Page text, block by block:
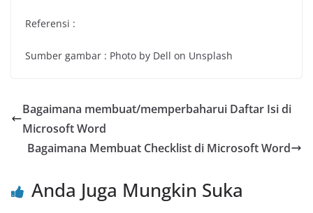
Referensi :
Sumber gambar : Photo by Dell on Unsplash
Bagaimana membuat/memperbaharui Daftar Isi di
Microsoft Word
Bagaimana Membuat Checklist di Microsoft Word
Anda Juga Mungkin Suka